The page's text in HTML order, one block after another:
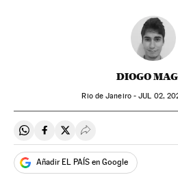
DIOGO
Rio de Janeiro -JUL 02,
Compartir en Whatsapp
Compartir en Facebook
Compartir en Twitter
Desplegar Redes
Añadir EL PAÍS en Google